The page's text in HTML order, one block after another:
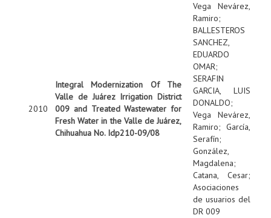
2010
Integral Modernization Of The
Valle de Juárez Irrigation District
009 and Treated Wastewater for
Fresh Water in the Valle de Juárez,
Chihuahua No. Idp210-09/08
Vega Nevárez,
Ramiro;
BALLESTEROS
SANCHEZ,
EDUARDO
OMAR;
SERAFIN
GARCIA, LUIS
DONALDO;
Vega Nevárez,
Ramiro; García,
Serafín;
González,
Magdalena;
Catana, Cesar;
Asociaciones
de usuarios del
DR 009